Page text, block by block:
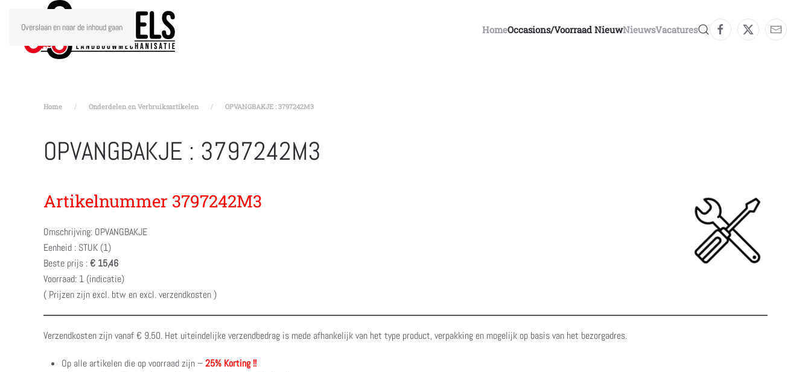
Overslaan en naar de inhoud gaan HomeOccasions/voorraad NieuwNieuwsVacatures
Home Onderdelen en Verbruiksartikelen OPVANGBAKJE : 3797242M3
OPVANGBAKJE : 3797242M3
Artikelnummer 3797242M3
Omschrijving: OPVANGBAKJE
Eenheid : STUK (1)
Beste prijs :€ 15,46
Voorraad: 1 (indicatie)
( Prijzen zijn excl. btw en excl. verzendkosten )
Verzendkosten zijn vanaf € 9.50. Het uiteindelijke verzendbedrag is mede afhankelijk van het type product, verpakking en mogelijk op basis van het bezorgadres.
Op alle artikelen die op voorraad zijn – 25% Korting !!